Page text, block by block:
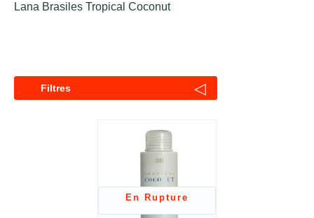
Lana Brasiles Tropical Coconut
Filtres ◁
En Rupture